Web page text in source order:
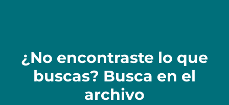
¿No encontraste lo que
buscas? Busca en el
archivo